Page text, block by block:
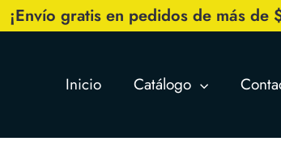
¡Envío gratis en pedidos de más de
Inicio Catálogo